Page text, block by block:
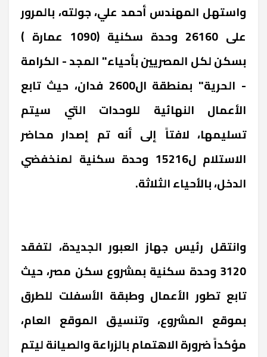
واستهل المهندس أحمد علي، جولته، بالمرور
على 26160 وحدة سكنية (1090 عمارة )
بسكن لكل المصريين بأحياء" المجد - الكرامة
- الحرية" بمنطقة ال2600 فدان، حيث تابع
الأعمال النهائية للوحدات التي سيتم
تسليمها، لافتاً إلى أنه تم إصدار محاضر
الاستلام ل15216 وحدة سكنية لمنخفضي
الدخل، بالأحياء الثلاثة.
وانتقل رئيس جهاز العبور الجديدة، لتفقد
3120 وحدة سكنية بمشروع سكن مصر، حيث
تابع تطور الأعمال وطبقة الأسفلت للطرق
بموقع المشروع، وتنسيق الموقع العام،
مؤكداً ضرورة الاهتمام بالزراعة والصيانة ليتم